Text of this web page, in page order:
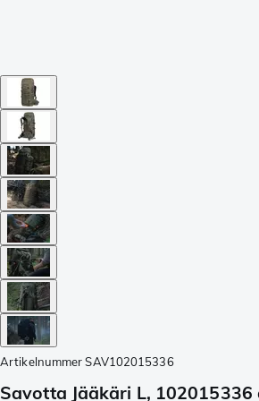
Artikelnummer SAV102015336
Savotta Jääkäri L,